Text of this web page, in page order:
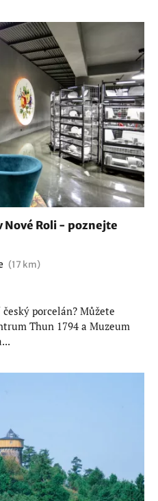
Nové Roli - poznejte
(17 km)
porcelán? Můžete
Thun 1794 a Muzeum